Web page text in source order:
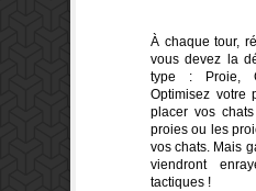
À chaque tour,
vous devez la
type : Proie,
Optimisez votre
placer vos
proies ou les
vos chats. Mais
viendront
tactiques !